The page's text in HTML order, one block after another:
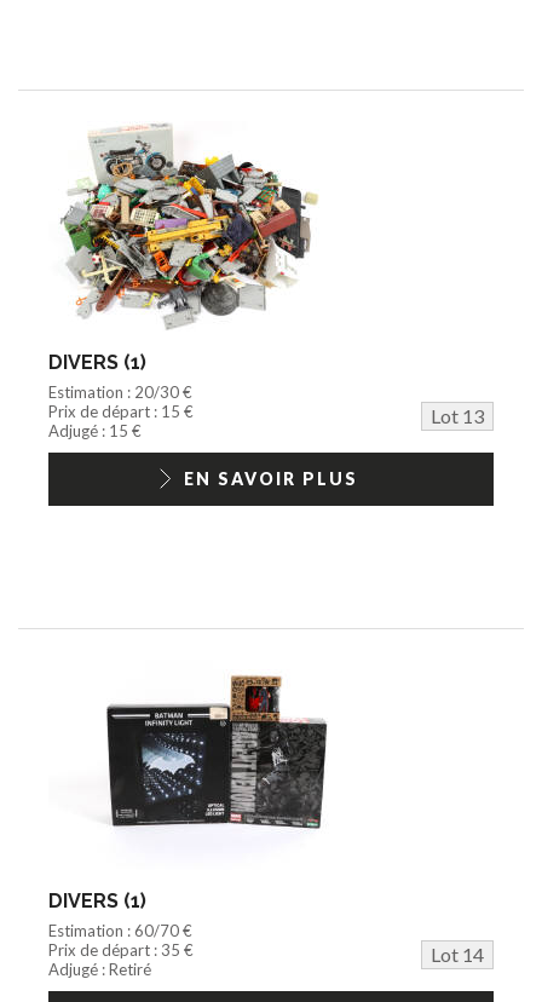
DIVERS (1)
Estimation : 20/30 €
Prix de départ : 15 €
Lot 13
Adjugé : 15 €
EN SAVOIR PLUS
DIVERS (1)
Estimation : 60/70 €
Prix de départ : 35 €
Lot 14
Adjugé : Retiré